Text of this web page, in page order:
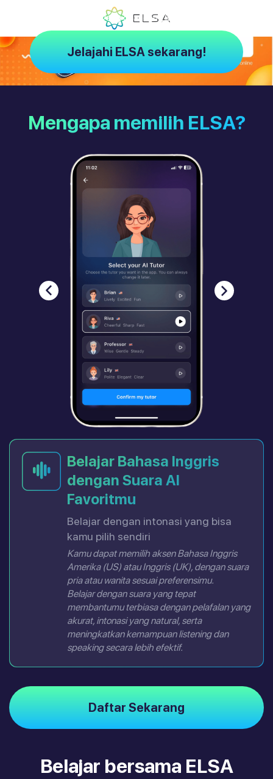
ELSA – Pelatih AI yang dirancang khusus untuk Anda
Jelajahi ELSA sekarang!
Mengapa memilih ELSA?
Belajar Bahasa Inggris
dengan Suara AI
Favoritmu
Belajar dengan intonasi yang bisa
kamu pilih sendiri
Kamu dapat memilih aksen Bahasa Inggris
Amerika (US) atau Inggris (UK), dengan suara
pria atau wanita sesuai preferensimu.
Belajar dengan suara yang tepat
membantumu terbiasa dengan pelafalan yang
akurat, intonasi yang natural, serta
meningkatkan kemampuan listening dan
speaking secara lebih efektif.
Daftar Sekarang
Belajar bersama ELSA